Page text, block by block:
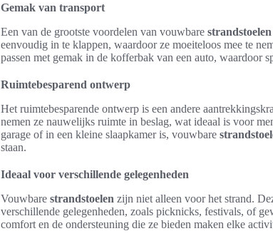
Gemak van transport
Een van de grootste voordelen van vouwbare strandstoelen
eenvoudig in te klappen, waardoor ze moeiteloos mee te
passen met gemak in de kofferbak van een auto, waardoor
Ruimtebesparend ontwerp
Het ruimtebesparende ontwerp is een andere
nemen ze nauwelijks ruimte in beslag, wat ideaal is voor
garage of in een kleine slaapkamer is, vouwbare
staan.
Ideaal voor verschillende gelegenheden
Vouwbare strandstoelen zijn niet alleen voor het strand.
verschillende gelegenheden, zoals picknicks, festivals, of
comfort en de ondersteuning die ze bieden maken elke